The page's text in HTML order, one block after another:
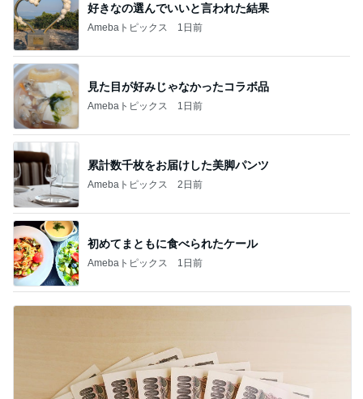
好きなの選んでいいと言われた結果
Amebaトピックス 1日前
見た目が好みじゃなかったコラボ品
Amebaトピックス 1日前
累計数千枚をお届けした美脚パンツ
Amebaトピックス 2日前
初めてまともに食べられたケール
Amebaトピックス 1日前